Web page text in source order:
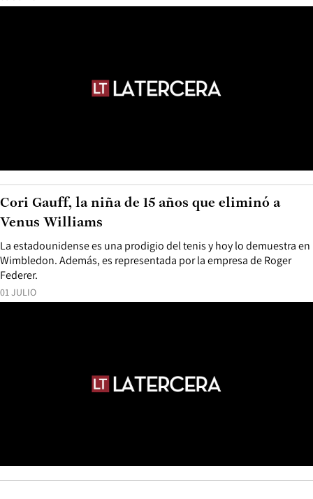
01 JULIO
La estadounidense es una prodigio del tenis y hoy lo demuestra en
Wimbledon. Además, es representada por la empresa de Roger
Federer.
Cori Gauff, la niña de 15 años que eliminó a
Venus Williams